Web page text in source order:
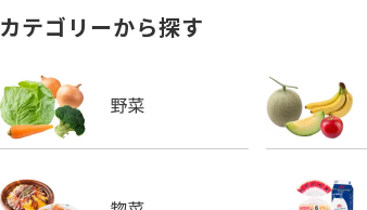
カテゴリーから探す